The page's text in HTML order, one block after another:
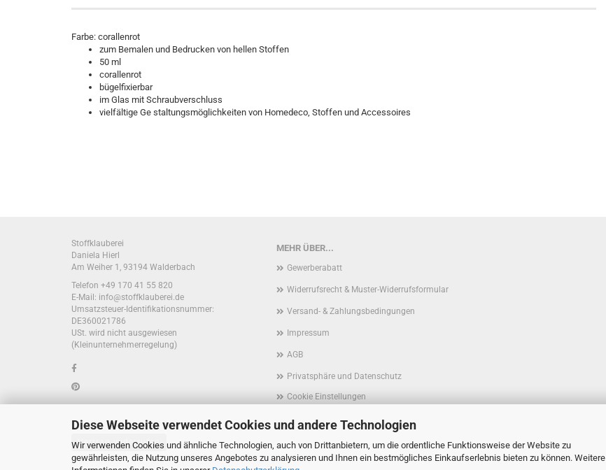
Diese Webseite verwendet Cookies und andere Technologien
Wir verwenden Cookies und ähnliche Technologien, auch von Drittanbietern, um die ordentliche Funktionsweise der Website zu
gewährleisten, die Nutzung unseres Angebotes zu analysieren und Ihnen ein bestmögliches Einkaufserlebnis bieten zu können. Weitere
Farbe: corallenrot
zum Bemalen und Bedrucken von hellen Stoffen
50 ml
corallenrot
bügelfixierbar
im Glas mit Schraubverschluss
vielfältige Ge staltungsmöglichkeiten von Homedeco, Stoffen und Accessoires
MEHR ÜBER...
Gewerberabatt
Widerrufsrecht & Muster-Widerrufsformular
Versand- & Zahlungsbedingungen
Impressum
AGB
Privatsphäre und Datenschutz
Cookie Einstellungen
Stoffklauberei
Daniela Hierl
Am Weiher 1, 93194 Walderbach
Telefon +49 170 41 55 820
E-Mail: info@stoffklauberei.de
Umsatzsteuer-Identifikationsnummer:
DE360021786
USt. wird nicht ausgewiesen
(Kleinunternehmerregelung)
Vertrag widerrufen